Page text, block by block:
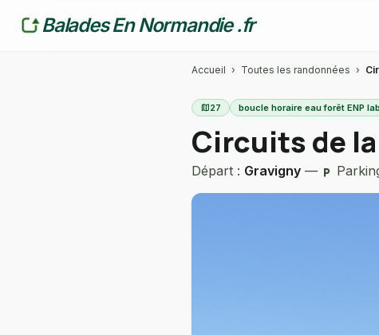
Balades En Normandie .fr
Accueil › Toutes les randonnées ›
map27 boucle horaire eau forêt ENP
Circuits de
Départ : Gravigny — local_parking